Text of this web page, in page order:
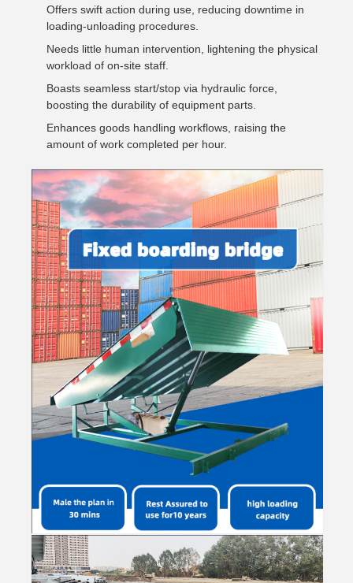
Offers swift action during use, reducing downtime in
loading-unloading procedures.
Needs little human intervention, lightening the physical
workload of on-site staff.
Boasts seamless start/stop via hydraulic force,
boosting the durability of equipment parts.
Enhances goods handling workflows, raising the
amount of work completed per hour.